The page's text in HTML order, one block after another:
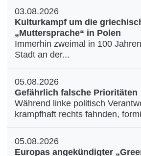
03.08.2026
Kulturkampf um die
„Muttersprache“ in Polen
Immerhin zweimal in 100
Stadt an der...
05.08.2026
Gefährlich falsche Prioritäten
Während linke politisch
krampfhaft rechts fahnden,
05.08.2026
Europas angekündigter